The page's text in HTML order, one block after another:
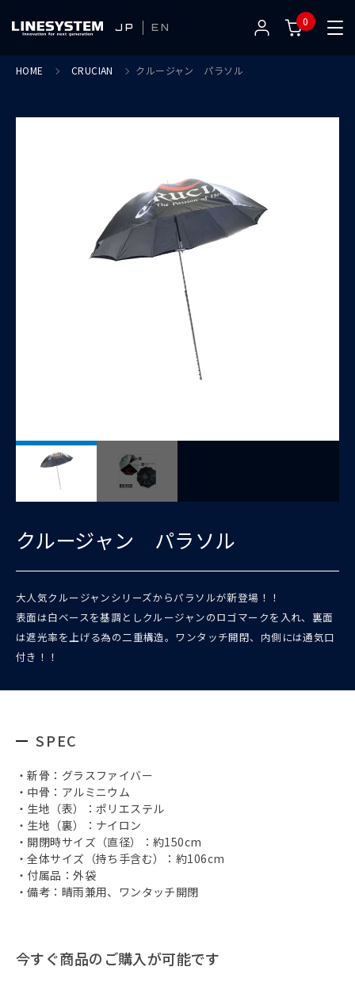
JP EN 0
HOME CRUCIAN クルージャン パラソル
クルージャン パラソル
⼤⼈気クルージャンシリーズからパラソルが新登場！！
表⾯は⽩ベースを基調としクルージャンのロゴマークを⼊れ、裏面
は遮光率を上げる為の二重構造。ワンタッチ開閉、内側には通気口
付き！！
SPEC
・新⾻：グラスファイバー
・中⾻：アルミニウム
・⽣地（表）：ポリエステル
・⽣地（裏）：ナイロン
・開閉時サイズ（直径）：約150cm
・全体サイズ（持ち⼿含む）：約106cm
・付属品：外袋
・備考：晴⾬兼⽤、ワンタッチ開閉
今すぐ商品のご購入が可能です